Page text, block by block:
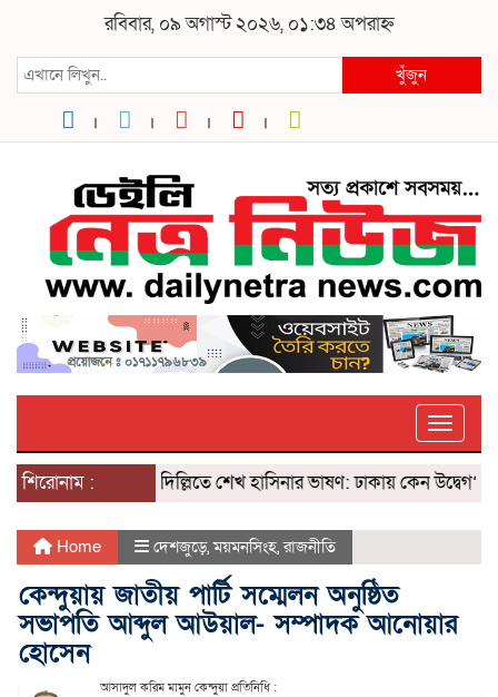
রবিবার, ০৯ অগাস্ট ২০২৬, ০১:৩৪ অপরাহ্ন
খুঁজুন
শিরোনাম : দিল্লিতে শেখ হাসিনার ভাষণ: ঢাকায় কেন উদ্বেগ? ৫
Home দেশজুড়ে,ময়মনসিংহ,রাজনীতি
কেন্দুয়ায় জাতীয় পার্টি সম্মেলন অনুষ্ঠিত
সভাপতি আব্দুল আউয়াল- সম্পাদক আনোয়ার
হোসেন
আসাদুল করিম মামুন কেন্দুয়া প্রতিনিধি :